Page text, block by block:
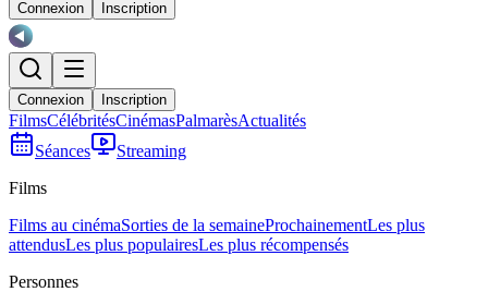
Connexion Inscription
Connexion Inscription
FilmsCélébritésCinémasPalmarèsActualités
Séances
Streaming
Films
Films au cinémaSorties de la semaineProchainementLes plus
attendusLes plus populairesLes plus récompensés
Personnes